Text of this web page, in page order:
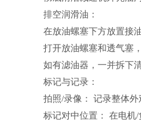
排空润滑油：
在放油螺塞下方放置接油
打开放油螺塞和透气塞
如有滤油器，一并拆下
标记与记录：
拍照/录像： 记录整体外
标记对中位置： 在电机/